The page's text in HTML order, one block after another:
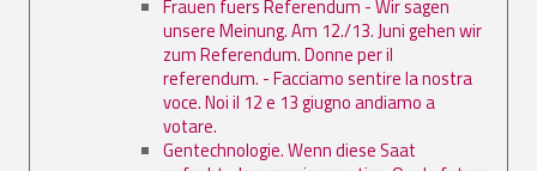
Frauen fuers Referendum - Wir sagen
unsere Meinung. Am 12./13. Juni gehen wir
zum Referendum. Donne per il
referendum. - Facciamo sentire la nostra
voce. Noi il 12 e 13 giugno andiamo a
votare.
Gentechnologie. Wenn diese Saat